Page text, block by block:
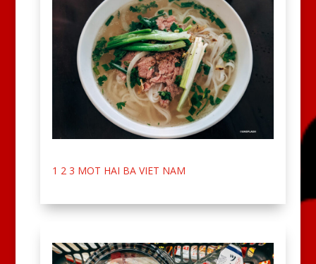
1 2 3 MOT HAI BA VIET NAM